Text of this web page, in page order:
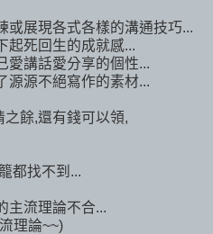
或展現各式各樣的溝通技巧...
起死回生的成就感...
愛講話愛分享的個性...
源源不絕寫作的素材...
餘,還有錢可以領,
都找不到...
主流理論不合...
理論~~)